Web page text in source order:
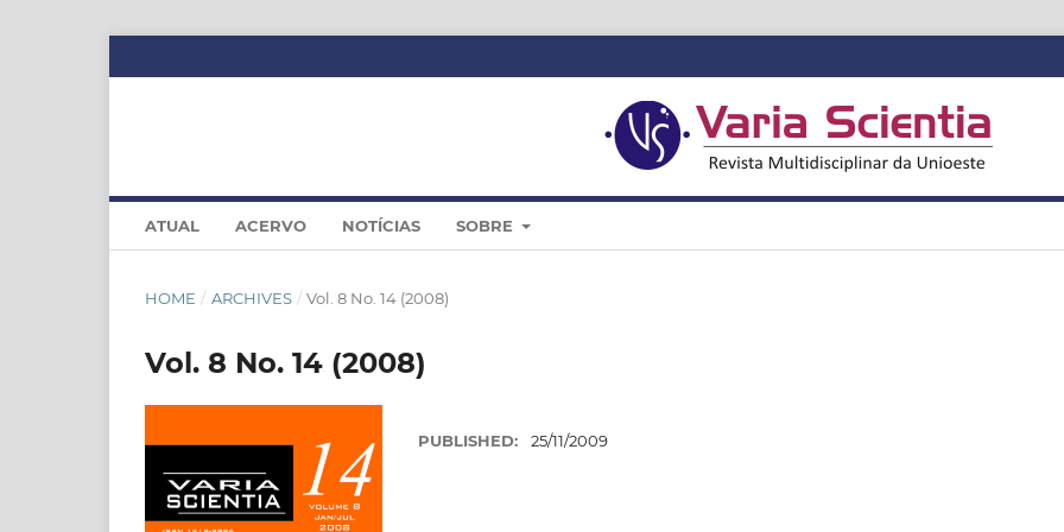
ATUAL ACERVO NOTÍCIAS SOBRE
HOME / ARCHIVES / Vol. 8 No. 14 (2008)
Vol. 8 No. 14 (2008)
PUBLISHED: 25/11/2009